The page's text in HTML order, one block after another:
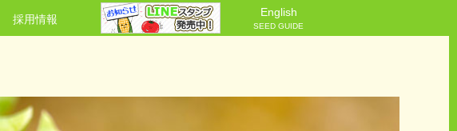
採用情報
English
SEED GUIDE